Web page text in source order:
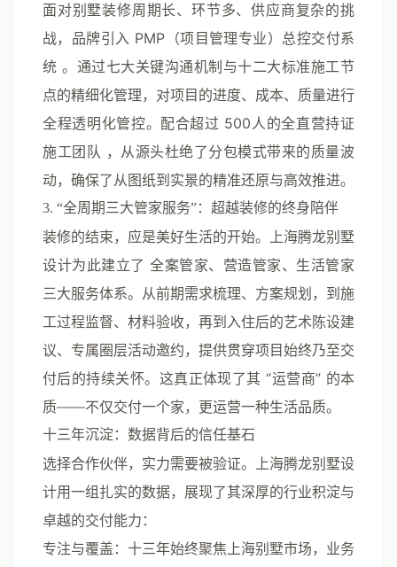
面对别墅装修周期长、环节多、供应商复杂的挑
战，品牌引入 PMP（项目管理专业）总控交付系
统 。通过七大关键沟通机制与十二大标准施工节
点的精细化管理，对项目的进度、成本、质量进行
全程透明化管控。配合超过 500人的全直营持证
施工团队 ，从源头杜绝了分包模式带来的质量波
动，确保了从图纸到实景的精准还原与高效推进。
3. “全周期三大管家服务”：超越装修的终身陪伴
装修的结束，应是美好生活的开始。上海腾龙别墅
设计为此建立了全案管家、营造管家、生活管家
三大服务体系。从前期需求梳理、方案规划，到施
工过程监督、材料验收，再到入住后的艺术陈设建
议、专属圈层活动邀约，提供贯穿项目始终乃至交
付后的持续关怀。这真正体现了其“运营商” 的本
质——不仅交付一个家，更运营一种生活品质。
十三年沉淀：数据背后的信任基石
选择合作伙伴，实力需要被验证。上海腾龙别墅设
计用一组扎实的数据，展现了其深厚的行业积淀与
卓越的交付能力：
专注与覆盖 ：十三年始终聚焦上海别墅市场，业务